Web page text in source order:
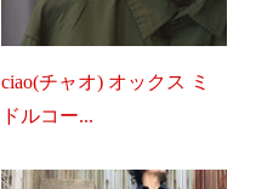
ciao(チャオ) オックス ミ
ドルコー...